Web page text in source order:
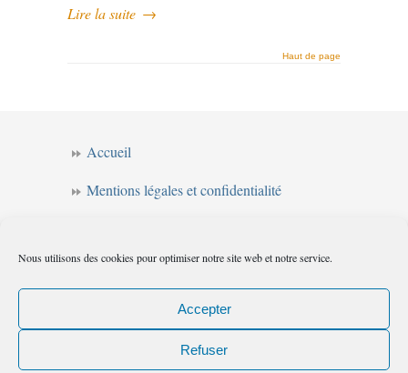
Nous utilisons des cookies pour optimiser notre site web et notre service.
Accepter
Refuser
Lire la suite →
Haut de page
Accueil
Mentions légales et confidentialité
Forum de l’intuition
Politique de cookies (UE)